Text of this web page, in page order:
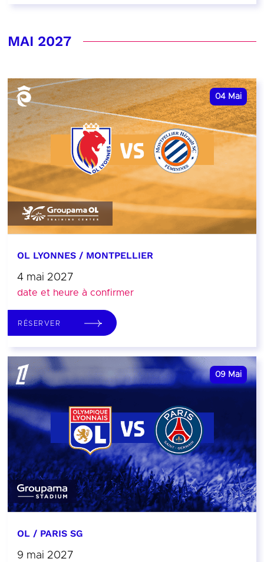
MAI 2027
04 Mai
OL LYONNES / MONTPELLIER
4 mai 2027
date et heure à confirmer
RÉSERVER
09 Mai
OL / PARIS SG
9 mai 2027